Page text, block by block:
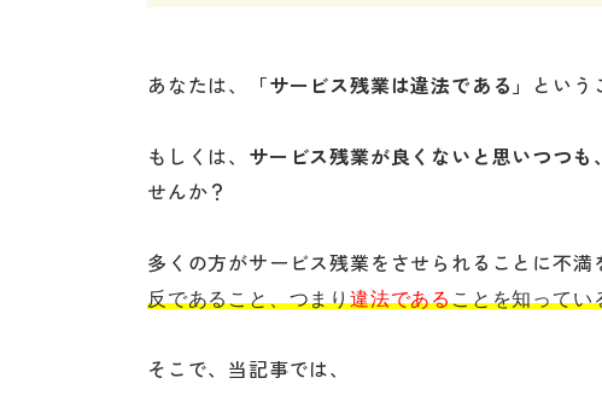
あなたは、 「サービス残業は違法である」 という
もしくは、 サービス残業が良くないと思いつつも
せんか？
多くの方がサービス残業をさせられることに不満
反であること、つまり違法であることを知ってい
そこで、当記事では、